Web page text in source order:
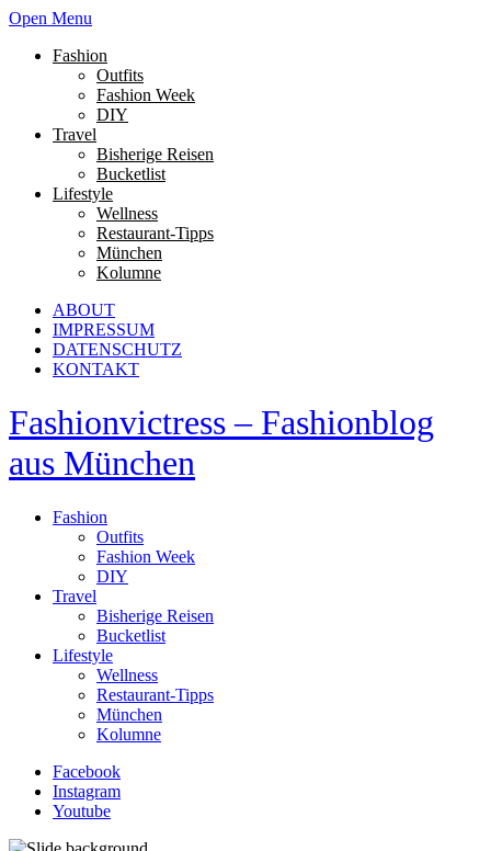
Open Menu
Fashion
Outfits
Fashion Week
DIY
Travel
Bisherige Reisen
Bucketlist
Lifestyle
Wellness
Restaurant-Tipps
München
Kolumne
ABOUT
IMPRESSUM
DATENSCHUTZ
KONTAKT
Fashionvictress – Fashionblog
aus München
Fashion
Outfits
Fashion Week
DIY
Travel
Bisherige Reisen
Bucketlist
Lifestyle
Wellness
Restaurant-Tipps
München
Kolumne
Facebook
Instagram
Youtube